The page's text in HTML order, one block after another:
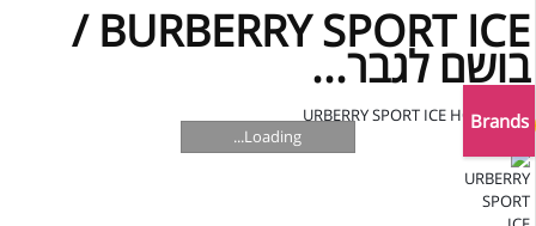
BURBERRY SPORT ICE /
בושם לגבר...
מבצע! Loading...
Brands